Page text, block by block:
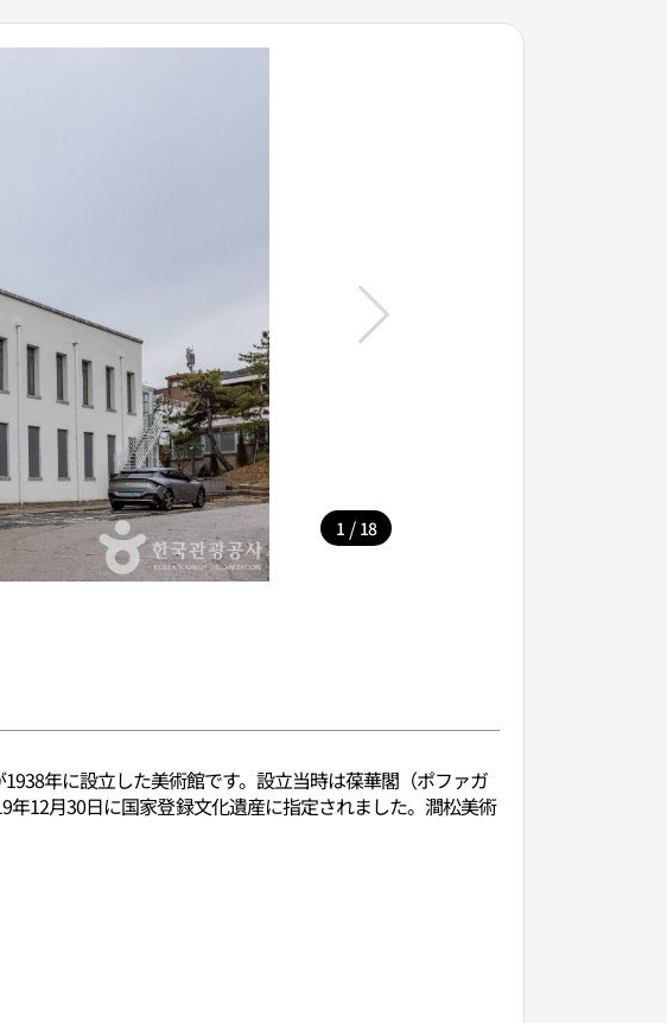
1 / 18
年に設立した美術館です。設立当時は葆華閣（ポファガ
12月30日に国家登録文化遺産に指定されました。澗松美術